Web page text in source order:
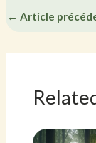
← Article